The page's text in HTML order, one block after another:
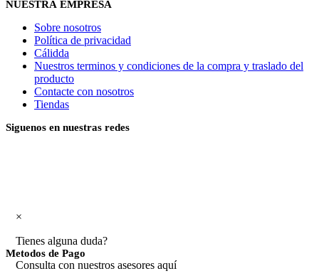
NUESTRA EMPRESA
Sobre nosotros
Política de privacidad
Cálidda
Nuestros terminos y condiciones de la compra y traslado del
producto
Contacte con nosotros
Tiendas
Siguenos en nuestras redes
Metodos de Pago
×
Tienes alguna duda?
Consulta con nuestros asesores aquí